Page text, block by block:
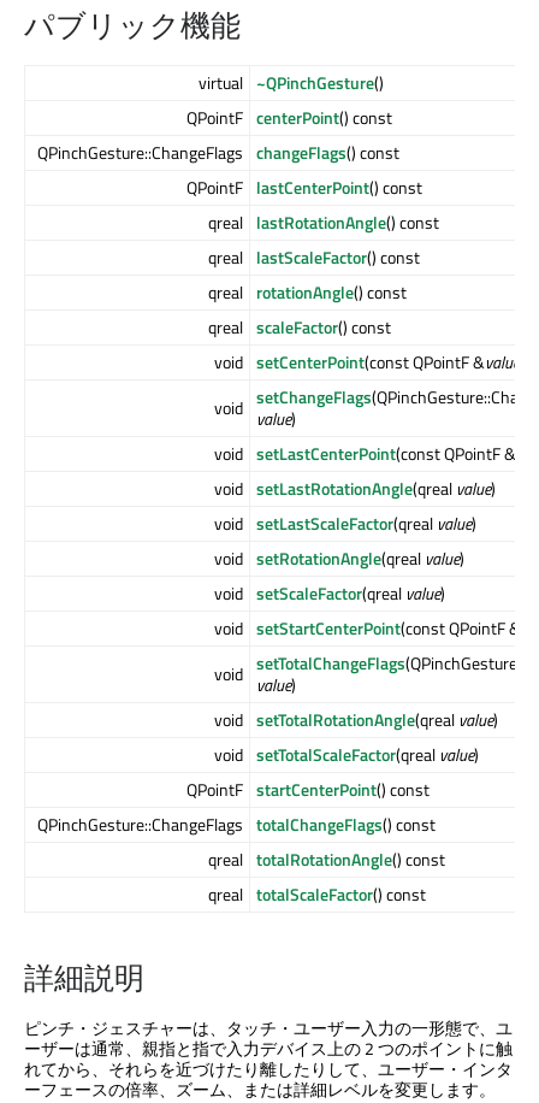
パブリック機能
virtual ~QPinchGesture()
QPointF centerPoint() const
QPinchGesture::ChangeFlags changeFlags() const
QPointF lastCenterPoint() const
qreal lastRotationAngle() const
qreal lastScaleFactor() const
qreal rotationAngle() const
qreal scaleFactor() const
void setCenterPoint(const QPointF &value
void setChangeFlags
value)
void setLastCenterPoint(const QPointF &
void setLastRotationAngle(qreal value)
void setLastScaleFactor(qreal value)
void setRotationAngle(qreal value)
void setScaleFactor(qreal value)
void setStartCenterPoint(const QPointF &
void setTotalChangeFlags
value)
void setTotalRotationAngle(qreal value)
void setTotalScaleFactor(qreal value)
QPointF startCenterPoint() const
QPinchGesture::ChangeFlags totalChangeFlags() const
qreal totalRotationAngle() const
qreal totalScaleFactor() const
詳細説明
ピンチ・ジェスチャーは、タッチ・ユーザー入力の一形態で、ユ
ーザーは通常、親指と指で入力デバイス上の 2 つのポイントに触
れてから、それらを近づけたり離したりして、ユーザー・インタ
ーフェースの倍率、ズーム、または詳細レベルを変更します。